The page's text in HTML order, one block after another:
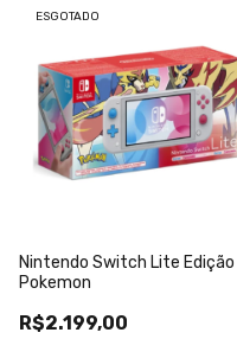
ESGOTADO
Nintendo Switch Lite Edição
Pokemon
R$2.199,00